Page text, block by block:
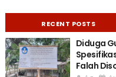
RECENT POSTS
Diduga
Falah